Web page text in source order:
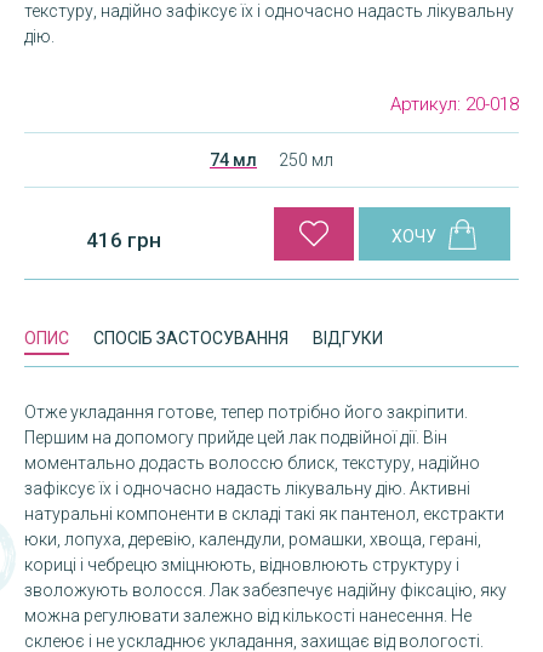
текстуру, надійно зафіксує їх і одночасно надасть лікувальну
дію.
Артикул: 20-018
74 мл 250 мл
416 грн
ОПИС СПОСІБ ЗАСТОСУВАННЯ ВІДГУКИ
Отже укладання готове, тепер потрібно його закріпити.
Першим на допомогу прийде цей лак подвійної дії. Він
моментально додасть волоссю блиск, текстуру, надійно
зафіксує їх і одночасно надасть лікувальну дію. Активні
натуральні компоненти в складі такі як пантенол, екстракти
юки, лопуха, деревію, календули, ромашки, хвоща, герані,
кориці і чебрецю зміцнюють, відновлюють структуру і
зволожують волосся. Лак забезпечує надійну фіксацію, яку
можна регулювати залежно від кількості нанесення. Не
склеює і не ускладнює укладання, захищає від вологості.